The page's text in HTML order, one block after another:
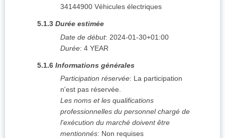
34144900 Véhicules électriques
5.1.3 Durée estimée
Date de début: 2024-01-30+01:00
Durée: 4 YEAR
5.1.6 Informations générales
Participation réservée: La participation
n'est pas réservée.
Les noms et les qualifications
professionnelles du personnel chargé de
l'exécution du marché doivent être
mentionnés: Non requises